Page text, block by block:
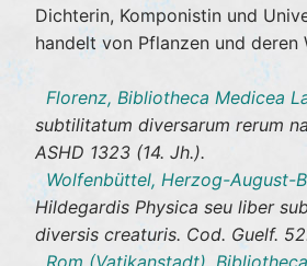
Dichterin, Komponistin und
handelt von Pflanzen und deren
Florenz, Bibliotheca Medicea
subtilitatum diversarum rerum
ASHD 1323 (14. Jh.).
Wolfenbüttel, Herzog-August-
Hildegardis Physica seu liber
diversis creaturis. Cod. Guelf.
Rom (Vatikanstadt),